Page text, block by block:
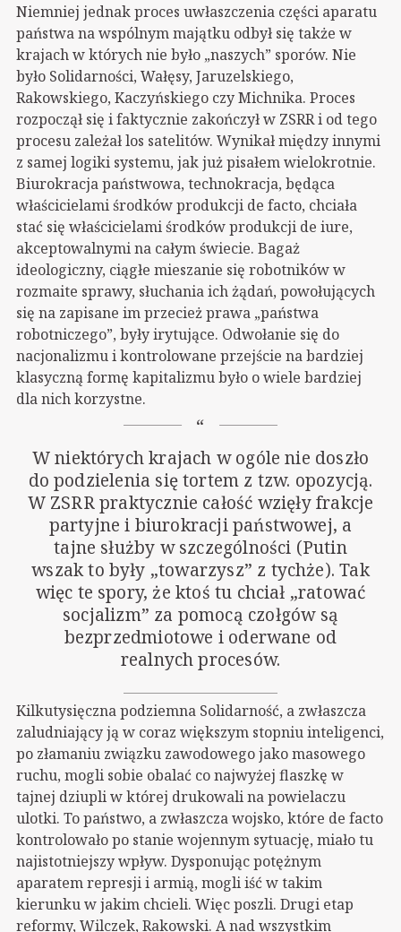
Niemniej jednak proces uwłaszczenia części aparatu
państwa na wspólnym majątku odbył się także w
krajach w których nie było „naszych” sporów. Nie
było Solidarności, Wałęsy, Jaruzelskiego,
Rakowskiego, Kaczyńskiego czy Michnika. Proces
rozpoczął się i faktycznie zakończył w ZSRR i od tego
procesu zależał los satelitów. Wynikał między innymi
z samej logiki systemu, jak już pisałem wielokrotnie.
Biurokracja państwowa, technokracja, będąca
właścicielami środków produkcji de facto, chciała
stać się właścicielami środków produkcji de iure,
akceptowalnymi na całym świecie. Bagaż
ideologiczny, ciągłe mieszanie się robotników w
rozmaite sprawy, słuchania ich żądań, powołujących
się na zapisane im przecież prawa „państwa
robotniczego”, były irytujące. Odwołanie się do
nacjonalizmu i kontrolowane przejście na bardziej
klasyczną formę kapitalizmu było o wiele bardziej
dla nich korzystne.
W niektórych krajach w ogóle nie doszło
do podzielenia się tortem z tzw. opozycją.
W ZSRR praktycznie całość wzięły frakcje
partyjne i biurokracji państwowej, a
tajne służby w szczególności (Putin
wszak to były „towarzysz” z tychże). Tak
więc te spory, że ktoś tu chciał „ratować
socjalizm” za pomocą czołgów są
bezprzedmiotowe i oderwane od
realnych procesów.
Kilkutysięczna podziemna Solidarność, a zwłaszcza
zaludniający ją w coraz większym stopniu inteligenci,
po złamaniu związku zawodowego jako masowego
ruchu, mogli sobie obalać co najwyżej flaszkę w
tajnej dziupli w której drukowali na powielaczu
ulotki. To państwo, a zwłaszcza wojsko, które de facto
kontrolowało po stanie wojennym sytuację, miało tu
najistotniejszy wpływ. Dysponując potężnym
aparatem represji i armią, mogli iść w takim
kierunku w jakim chcieli. Więc poszli. Drugi etap
reformy, Wilczek, Rakowski. A nad wszystkim